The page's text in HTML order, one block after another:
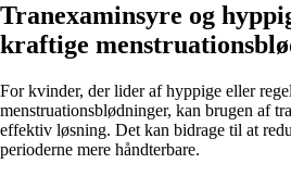
Tranexaminsyre og
kraftige
For kvinder, der lider af hyppige eller
menstruationsblødninger, kan brugen af
effektiv løsning. Det kan bidrage til at
perioderne mere håndterbare.